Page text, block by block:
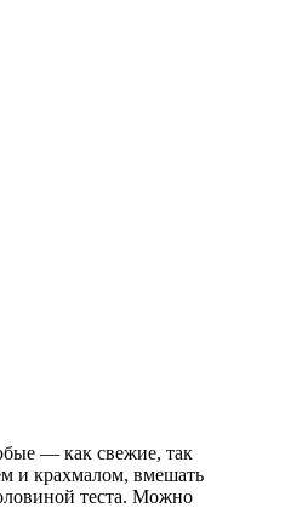
— как свежие, так
и крахмалом, вмешать
теста. Можно